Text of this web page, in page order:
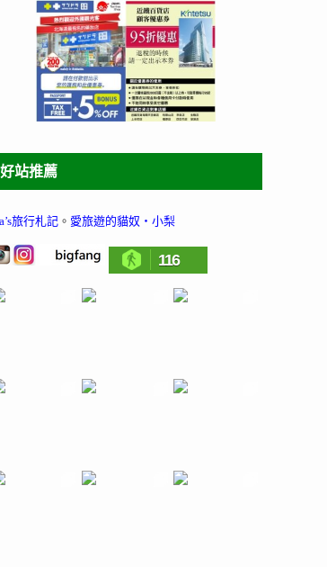
好站推薦
旅行札記 。 愛旅遊的貓奴‧小梨
116